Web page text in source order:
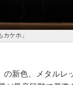
ケホ」
新色、メタルレ